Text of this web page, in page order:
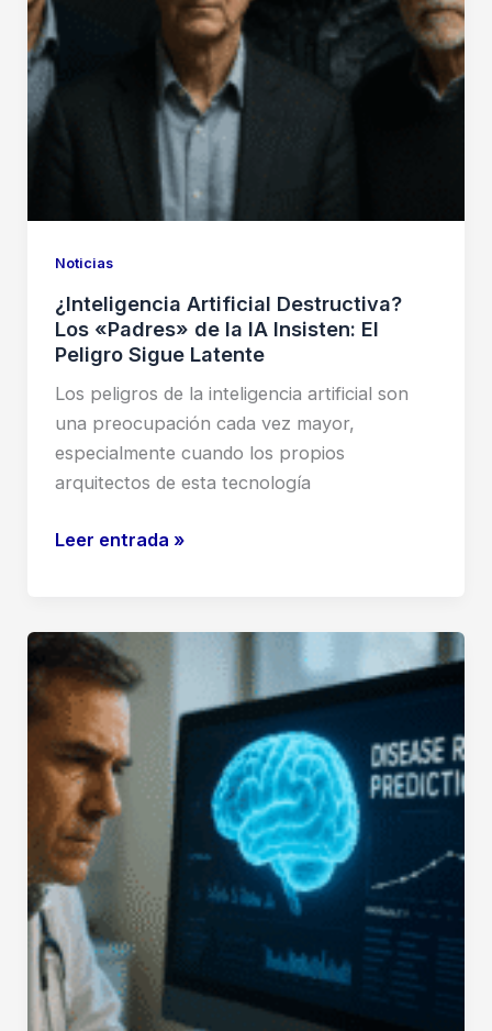
de
agentes
Noticias
¿Inteligencia Artificial Destructiva?
Los «Padres» de la IA Insisten: El
Peligro Sigue Latente
Los peligros de la inteligencia artificial son
una preocupación cada vez mayor,
especialmente cuando los propios
arquitectos de esta tecnología
¿Inteligencia
Los
«Padres»
de
la
IA
Insisten:
El
Peligro
Sigue
Latente
Leer entrada »